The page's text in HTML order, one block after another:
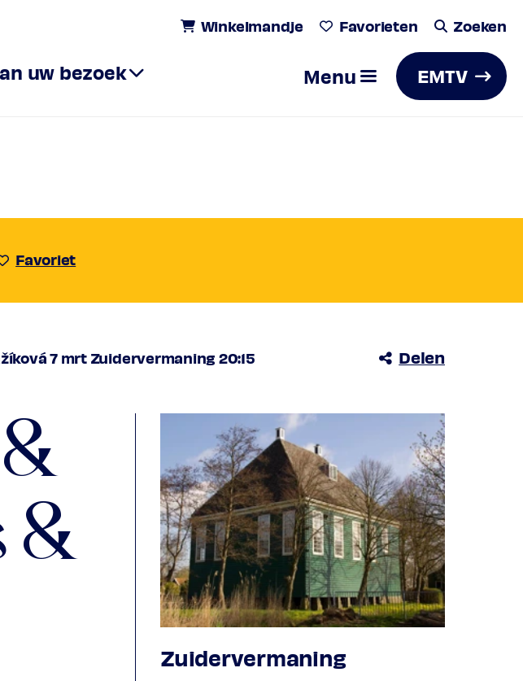
uw bezoek
Winkelmandje Favorieten Zoeken
Menu EMTV
Dorothee
Favoriet
7 mrt Zuidervermaning 20:15 Delen
&
Zuidervermaning